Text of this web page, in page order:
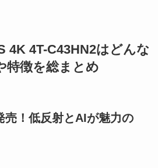
4K 4T-C43HN2はどんな
特徴を総まとめ
売！低反射とAIが魅力の